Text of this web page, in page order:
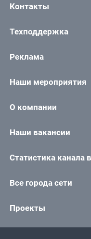
Контакты
Техподдержка
Реклама
Наши мероприятия
О компании
Наши вакансии
Статистика канала
Все города сети
Проекты